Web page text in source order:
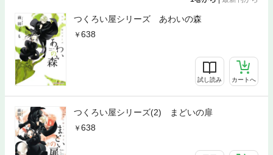
つくろい屋シリーズ あわいの森
638
試し読み カートへ
つくろい屋シリーズ(2) まどいの扉
638